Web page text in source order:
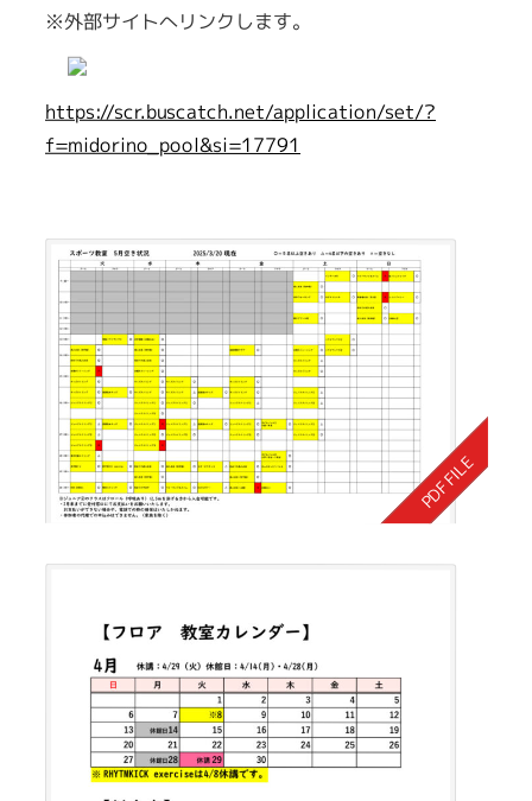
※外部サイトへリンクします。
https://scr.buscatch.net/application/set/?
f=midorino_pool&si=17791